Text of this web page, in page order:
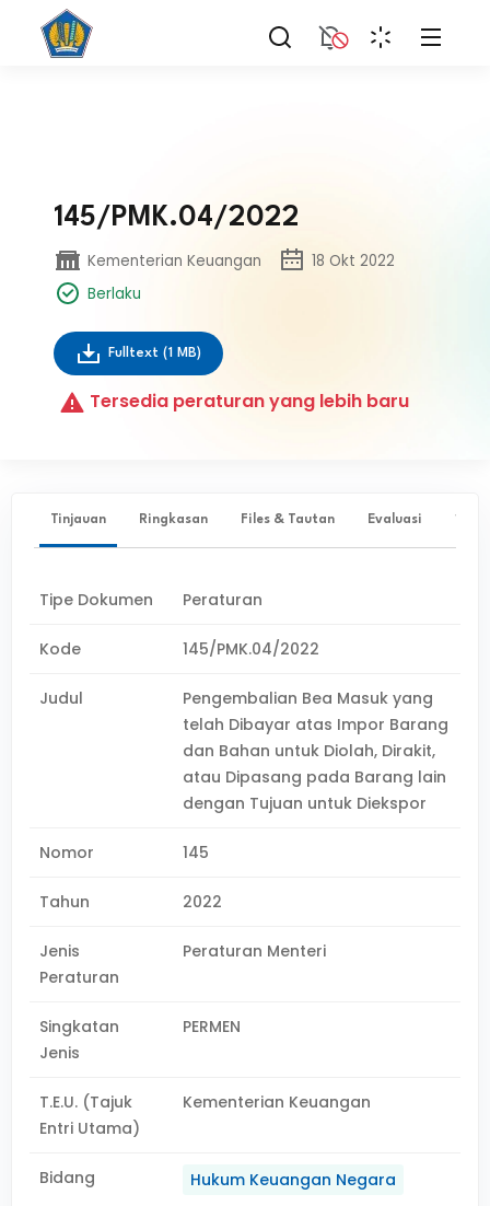
145/PMK.04/2022
Kementerian Keuangan
18 Okt 2022
Berlaku
Fulltext (1 MB)
Tersedia peraturan yang lebih baru
Tinjauan Ringkasan Files & Tautan Evaluasi ✨
Tipe Dokumen Peraturan
Kode 145/PMK.04/2022
Judul
Pengembalian Bea Masuk yang
telah Dibayar atas Impor Barang
dan Bahan untuk Diolah, Dirakit,
atau Dipasang pada Barang lain
dengan Tujuan untuk Diekspor
Nomor 145
Tahun 2022
Jenis
Peraturan
Peraturan Menteri
Singkatan
Jenis
PERMEN
T.E.U. (Tajuk
Entri Utama)
Kementerian Keuangan
Bidang Hukum Keuangan Negara